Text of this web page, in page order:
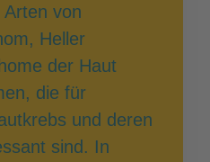
Arten von
Heller
der Haut
die für
und deren
sind. In